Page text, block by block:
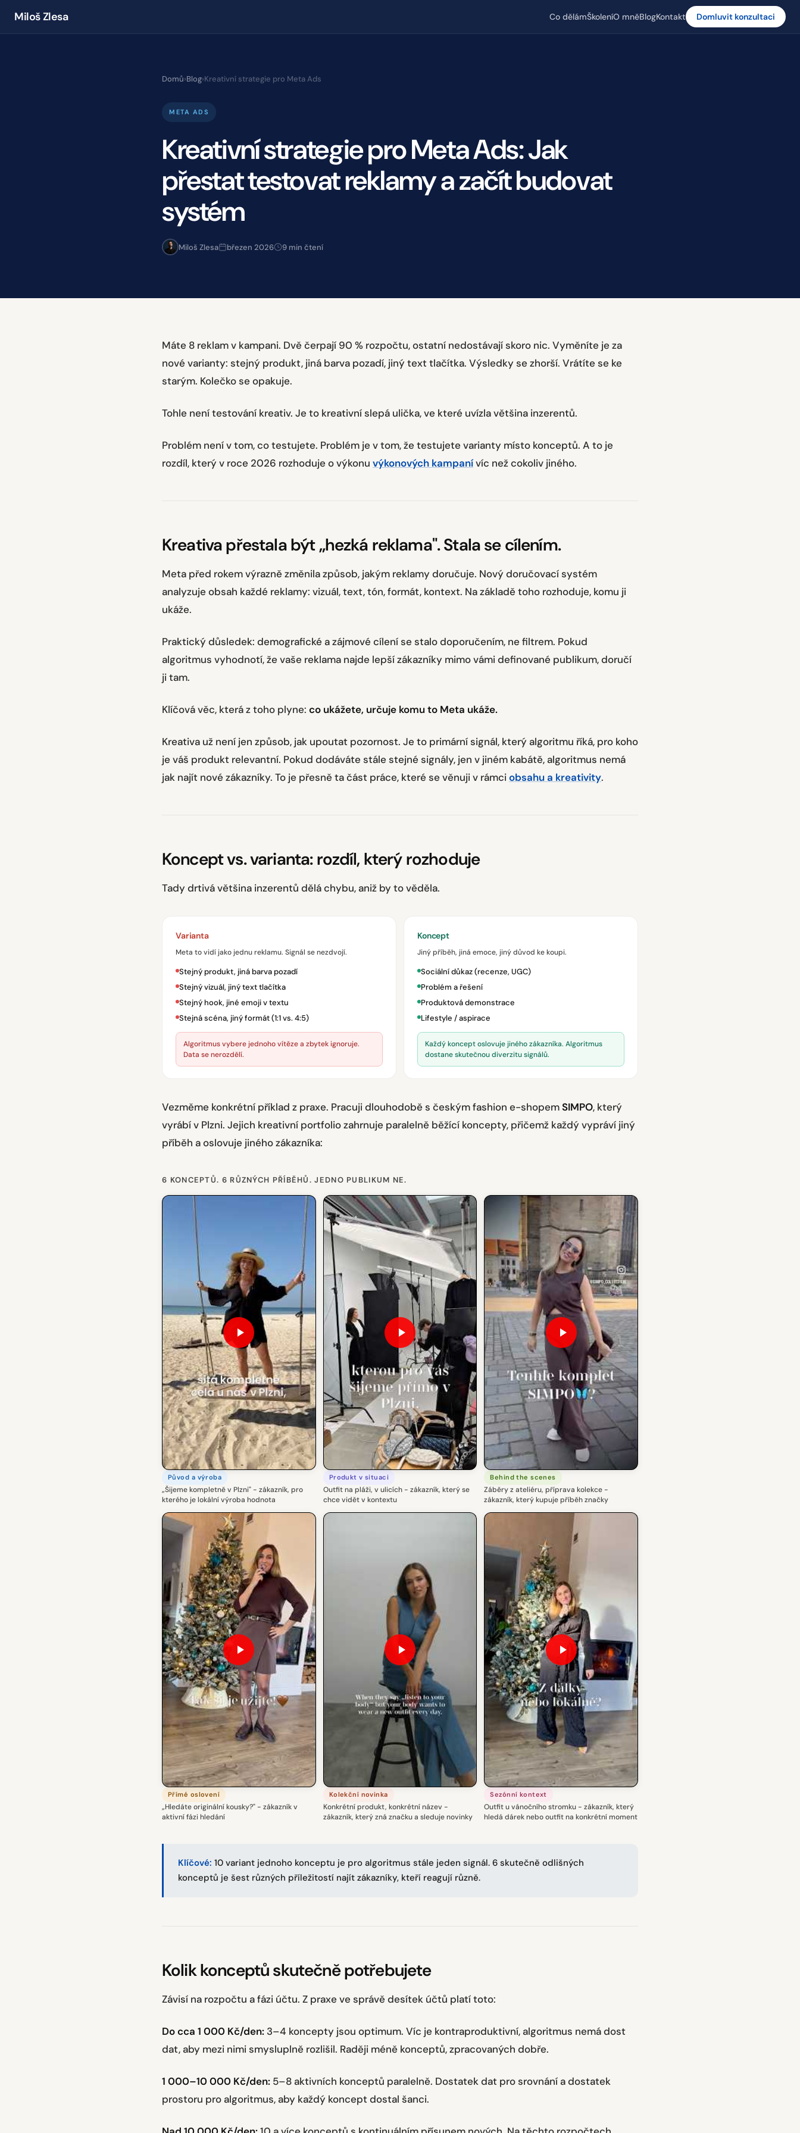
Miloš Zlesa Co dělámŠkoleníO mněBlogKontakt Domluvit konzultaci
Domů›Blog›Kreativní strategie pro Meta Ads
META ADS
Kreativní strategie pro Meta Ads: Jak
přestat testovat reklamy a začít budovat
systém
Miloš Zlesa březen 2026 9 min čtení
Máte 8 reklam v kampani. Dvě čerpají 90 % rozpočtu, ostatní nedostávají skoro nic. Vyměníte je za
nové varianty: stejný produkt, jiná barva pozadí, jiný text tlačítka. Výsledky se zhorší. Vrátíte se ke
starým. Kolečko se opakuje.
Tohle není testování kreativ. Je to kreativní slepá ulička, ve které uvízla většina inzerentů.
Problém není v tom, co testujete. Problém je v tom, že testujete varianty místo konceptů. A to je
rozdíl, který v roce 2026 rozhoduje o výkonu výkonových kampanívíc než cokoliv jiného.
Kreativa přestala být „hezká reklama". Stala se cílením.
Meta před rokem výrazně změnila způsob, jakým reklamy doručuje. Nový doručovací systém
analyzuje obsah každé reklamy: vizuál, text, tón, formát, kontext. Na základě toho rozhoduje, komu ji
ukáže.
Praktický důsledek: demografické a zájmové cílení se stalo doporučením, ne filtrem. Pokud
algoritmus vyhodnotí, že vaše reklama najde lepší zákazníky mimo vámi definované publikum, doručí
ji tam.
Klíčová věc, která z toho plyne: co ukážete, určuje komu to Meta ukáže.
Kreativa už není jen způsob, jak upoutat pozornost. Je to primární signál, který algoritmu říká, pro koho
je váš produkt relevantní. Pokud dodáváte stále stejné signály, jen v jiném kabátě, algoritmus nemá
jak najít nové zákazníky. To je přesně ta část práce, které se věnuji v rámciobsahu a kreativity.
Koncept vs. varianta: rozdíl, který rozhoduje
Tady drtivá většina inzerentů dělá chybu, aniž by to věděla.
Varianta
Meta to vidí jako jednu reklamu. Signál se nezdvojí.
Stejný produkt, jiná barva pozadí
Stejný vizuál, jiný text tlačítka
Stejný hook, jiné emoji v textu
Stejná scéna, jiný formát (1:1 vs. 4:5)
Algoritmus vybere jednoho vítěze a zbytek ignoruje.
Data se nerozdělí.
Koncept
Jiný příběh, jiná emoce, jiný důvod ke koupi.
Sociální důkaz (recenze, UGC)
Problém a řešení
Produktová demonstrace
Lifestyle / aspirace
Každý koncept oslovuje jiného zákazníka. Algoritmus
dostane skutečnou diverzitu signálů.
Vezměme konkrétní příklad z praxe. Pracuji dlouhodobě s českým fashion e-shopemSIMPO, který
vyrábí v Plzni. Jejich kreativní portfolio zahrnuje paralelně běžící koncepty, přičemž každý vypráví jiný
příběh a oslovuje jiného zákazníka:
6 KONCEPTŮ. 6 RŮZNÝCH PŘÍBĚHŮ. JEDNO PUBLIKUM NE.
Původ a výroba
„Šijeme kompletně v Plzni" - zákazník, pro
kterého je lokální výroba hodnota
Produkt v situaci
Outfit na pláži, v ulicích - zákazník, který se
chce vidět v kontextu
Behind the scenes
Záběry z ateliéru, příprava kolekce -
zákazník, který kupuje příběh značky
Přímé oslovení
„Hledáte originální kousky?" - zákazník v
aktivní fázi hledání
Kolekční novinka
Konkrétní produkt, konkrétní název -
zákazník, který zná značku a sleduje novinky
Sezónní kontext
Outfit u vánočního stromku - zákazník, který
hledá dárek nebo outfit na konkrétní moment
Klíčové: 10 variant jednoho konceptu je pro algoritmus stále jeden signál. 6 skutečně odlišných
konceptů je šest různých příležitostí najít zákazníky, kteří reagují různě.
Kolik konceptů skutečně potřebujete
Závisí na rozpočtu a fázi účtu. Z praxe ve správě desítek účtů platí toto:
Do cca 1 000 Kč/den: 3–4 koncepty jsou optimum. Víc je kontraproduktivní, algoritmus nemá dost
dat, aby mezi nimi smysluplně rozlišil. Raději méně konceptů, zpracovaných dobře.
1 000–10 000 Kč/den: 5–8 aktivních konceptů paralelně. Dostatek dat pro srovnání a dostatek
prostoru pro algoritmus, aby každý koncept dostal šanci.